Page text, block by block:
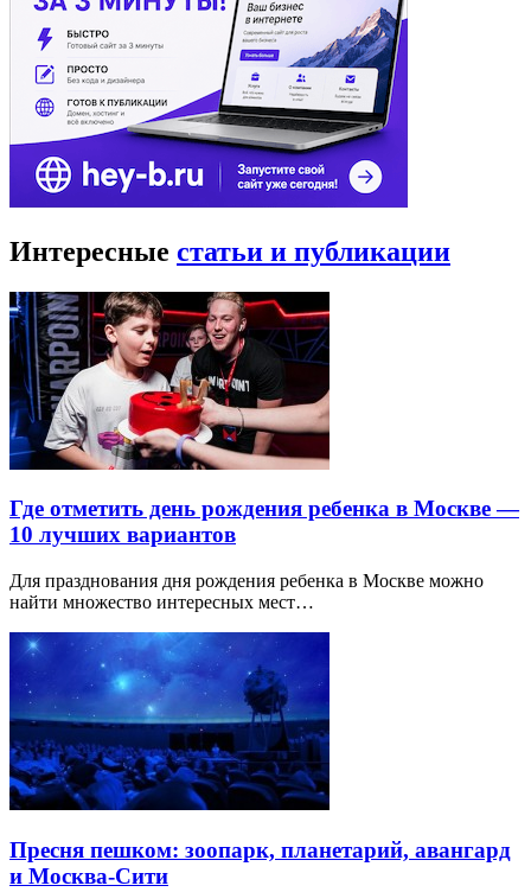
Интересные статьи и публикации
Где отметить день рождения ребенка в Москве —
10 лучших вариантов
Для празднования дня рождения ребенка в Москве можно
найти множество интересных мест…
Пресня пешком: зоопарк, планетарий, авангард
и Москва-Сити